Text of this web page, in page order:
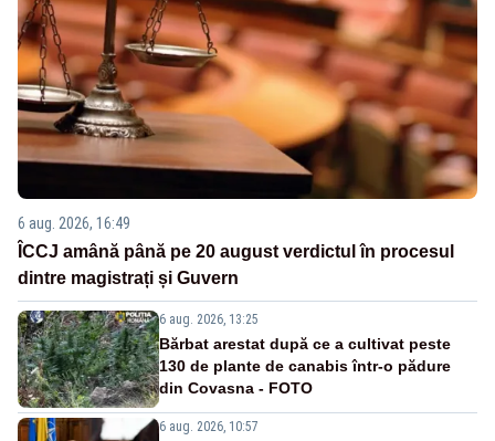
6 aug. 2026, 16:49
ÎCCJ amână până pe 20 august verdictul în procesul
dintre magistrați și Guvern
6 aug. 2026, 13:25
Bărbat arestat după ce a cultivat peste
130 de plante de canabis într-o pădure
din Covasna - FOTO
6 aug. 2026, 10:57